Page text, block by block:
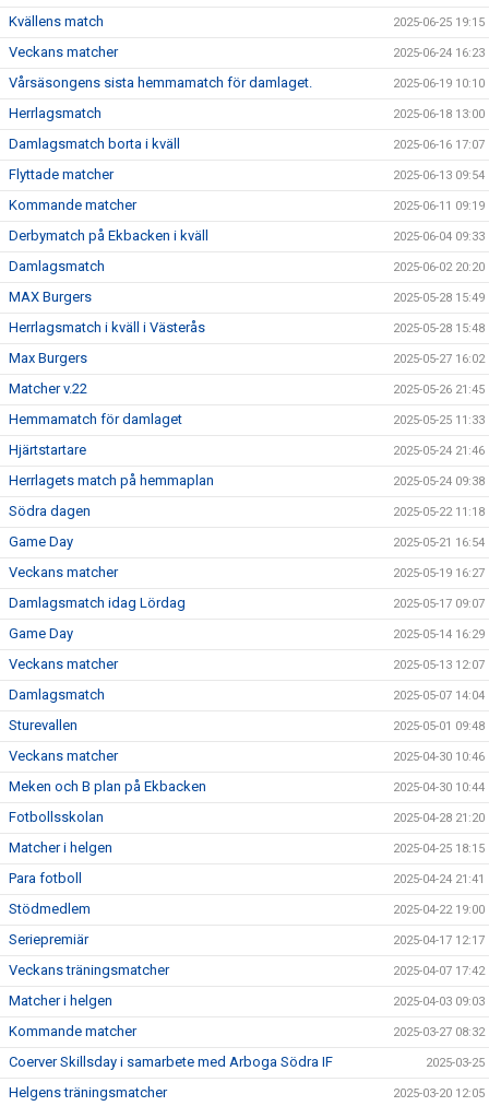
Kvällens match 2025-06-25 19:15
Veckans matcher 2025-06-24 16:23
Vårsäsongens sista hemmamatch för damlaget. 2025-06-19 10:10
Herrlagsmatch 2025-06-18 13:00
Damlagsmatch borta i kväll 2025-06-16 17:07
Flyttade matcher 2025-06-13 09:54
Kommande matcher 2025-06-11 09:19
Derbymatch på Ekbacken i kväll 2025-06-04 09:33
Damlagsmatch 2025-06-02 20:20
MAX Burgers 2025-05-28 15:49
Herrlagsmatch i kväll i Västerås 2025-05-28 15:48
Max Burgers 2025-05-27 16:02
Matcher v.22 2025-05-26 21:45
Hemmamatch för damlaget 2025-05-25 11:33
Hjärtstartare 2025-05-24 21:46
Herrlagets match på hemmaplan 2025-05-24 09:38
Södra dagen 2025-05-22 11:18
Game Day 2025-05-21 16:54
Veckans matcher 2025-05-19 16:27
Damlagsmatch idag Lördag 2025-05-17 09:07
Game Day 2025-05-14 16:29
Veckans matcher 2025-05-13 12:07
Damlagsmatch 2025-05-07 14:04
Sturevallen 2025-05-01 09:48
Veckans matcher 2025-04-30 10:46
Meken och B plan på Ekbacken 2025-04-30 10:44
Fotbollsskolan 2025-04-28 21:20
Matcher i helgen 2025-04-25 18:15
Para fotboll 2025-04-24 21:41
Stödmedlem 2025-04-22 19:00
Seriepremiär 2025-04-17 12:17
Veckans träningsmatcher 2025-04-07 17:42
Matcher i helgen 2025-04-03 09:03
Kommande matcher 2025-03-27 08:32
Coerver Skillsday i samarbete med Arboga Södra IF 2025-03-25
Helgens träningsmatcher 2025-03-20 12:05